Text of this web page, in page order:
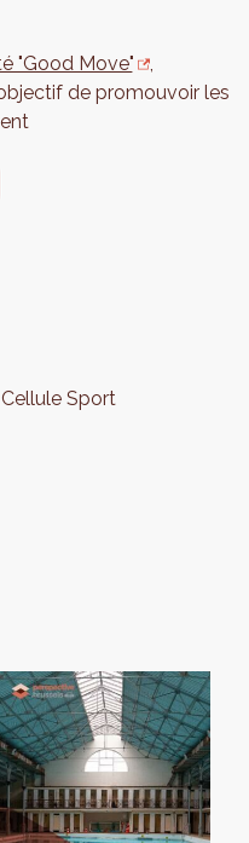
"Good Move"
,
de promouvoir les
Sport